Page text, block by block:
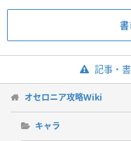
書
記事・
オセロニア攻略Wiki
キャラ